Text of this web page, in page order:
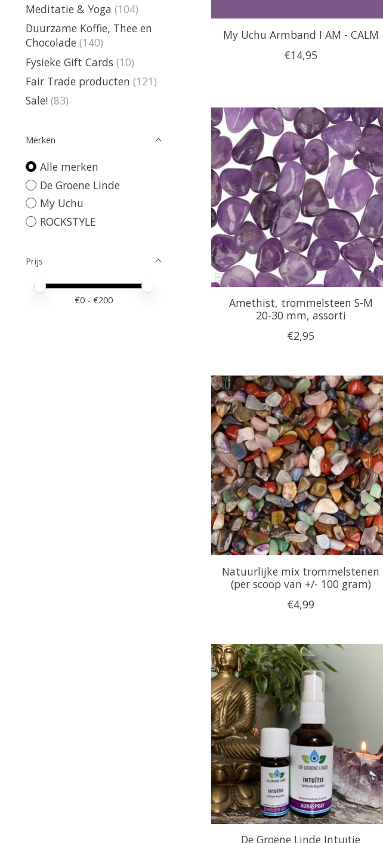
Meditatie & Yoga (104)
Duurzame Koffie, Thee en
Chocolade (140)
Fysieke Gift Cards (10)
Fair Trade producten (121)
Sale! (83)
Merken
Alle merken
De Groene Linde
My Uchu
ROCKSTYLE
Prijs
Minimale prijswaarde
Price maximum value
€0 - €200
My Uchu Armband I AM - CALM
€14,95
Amethist, trommelsteen S-M
20-30 mm, assorti
€2,95
Natuurlijke mix trommelstenen
(per scoop van +/- 100 gram)
€4,99
De Groene Linde Intuïtie